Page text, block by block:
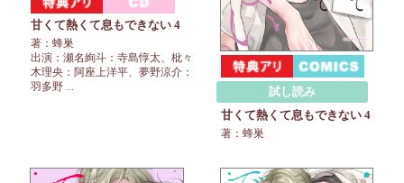
甘くて熱くて息もできない 4
著：蜂巣
出演：瀬名絢斗：寺島惇太、枇々
木理央：阿座上洋平、夢野涼介：
羽多野 ...
試し読み
甘くて熱くて息もできない 4
著：蜂巣